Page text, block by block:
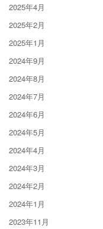
2025年4月
2025年2月
2025年1月
2024年9月
2024年8月
2024年7月
2024年6月
2024年5月
2024年4月
2024年3月
2024年2月
2024年1月
2023年11月